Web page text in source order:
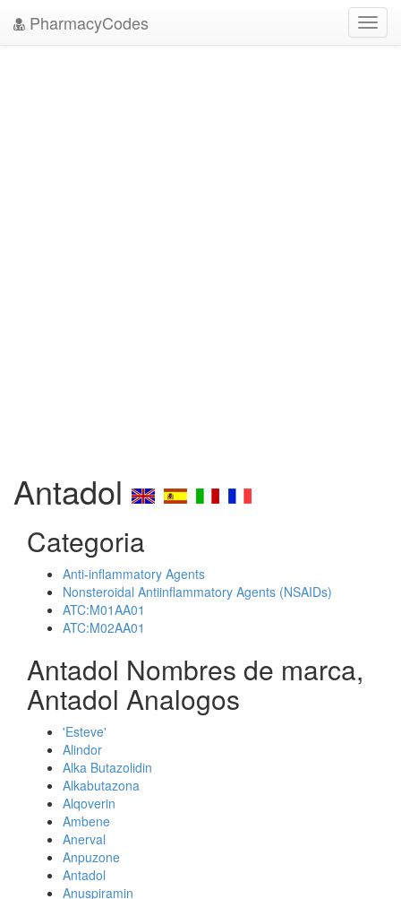
PharmacyCodes
Antadol
Categoria
Anti-inflammatory Agents
Nonsteroidal Antiinflammatory Agents (NSAIDs)
ATC:M01AA01
ATC:M02AA01
Antadol Nombres de marca,
Antadol Analogos
'Esteve'
Alindor
Alka Butazolidin
Alkabutazona
Alqoverin
Ambene
Anerval
Anpuzone
Antadol
Anuspiramin